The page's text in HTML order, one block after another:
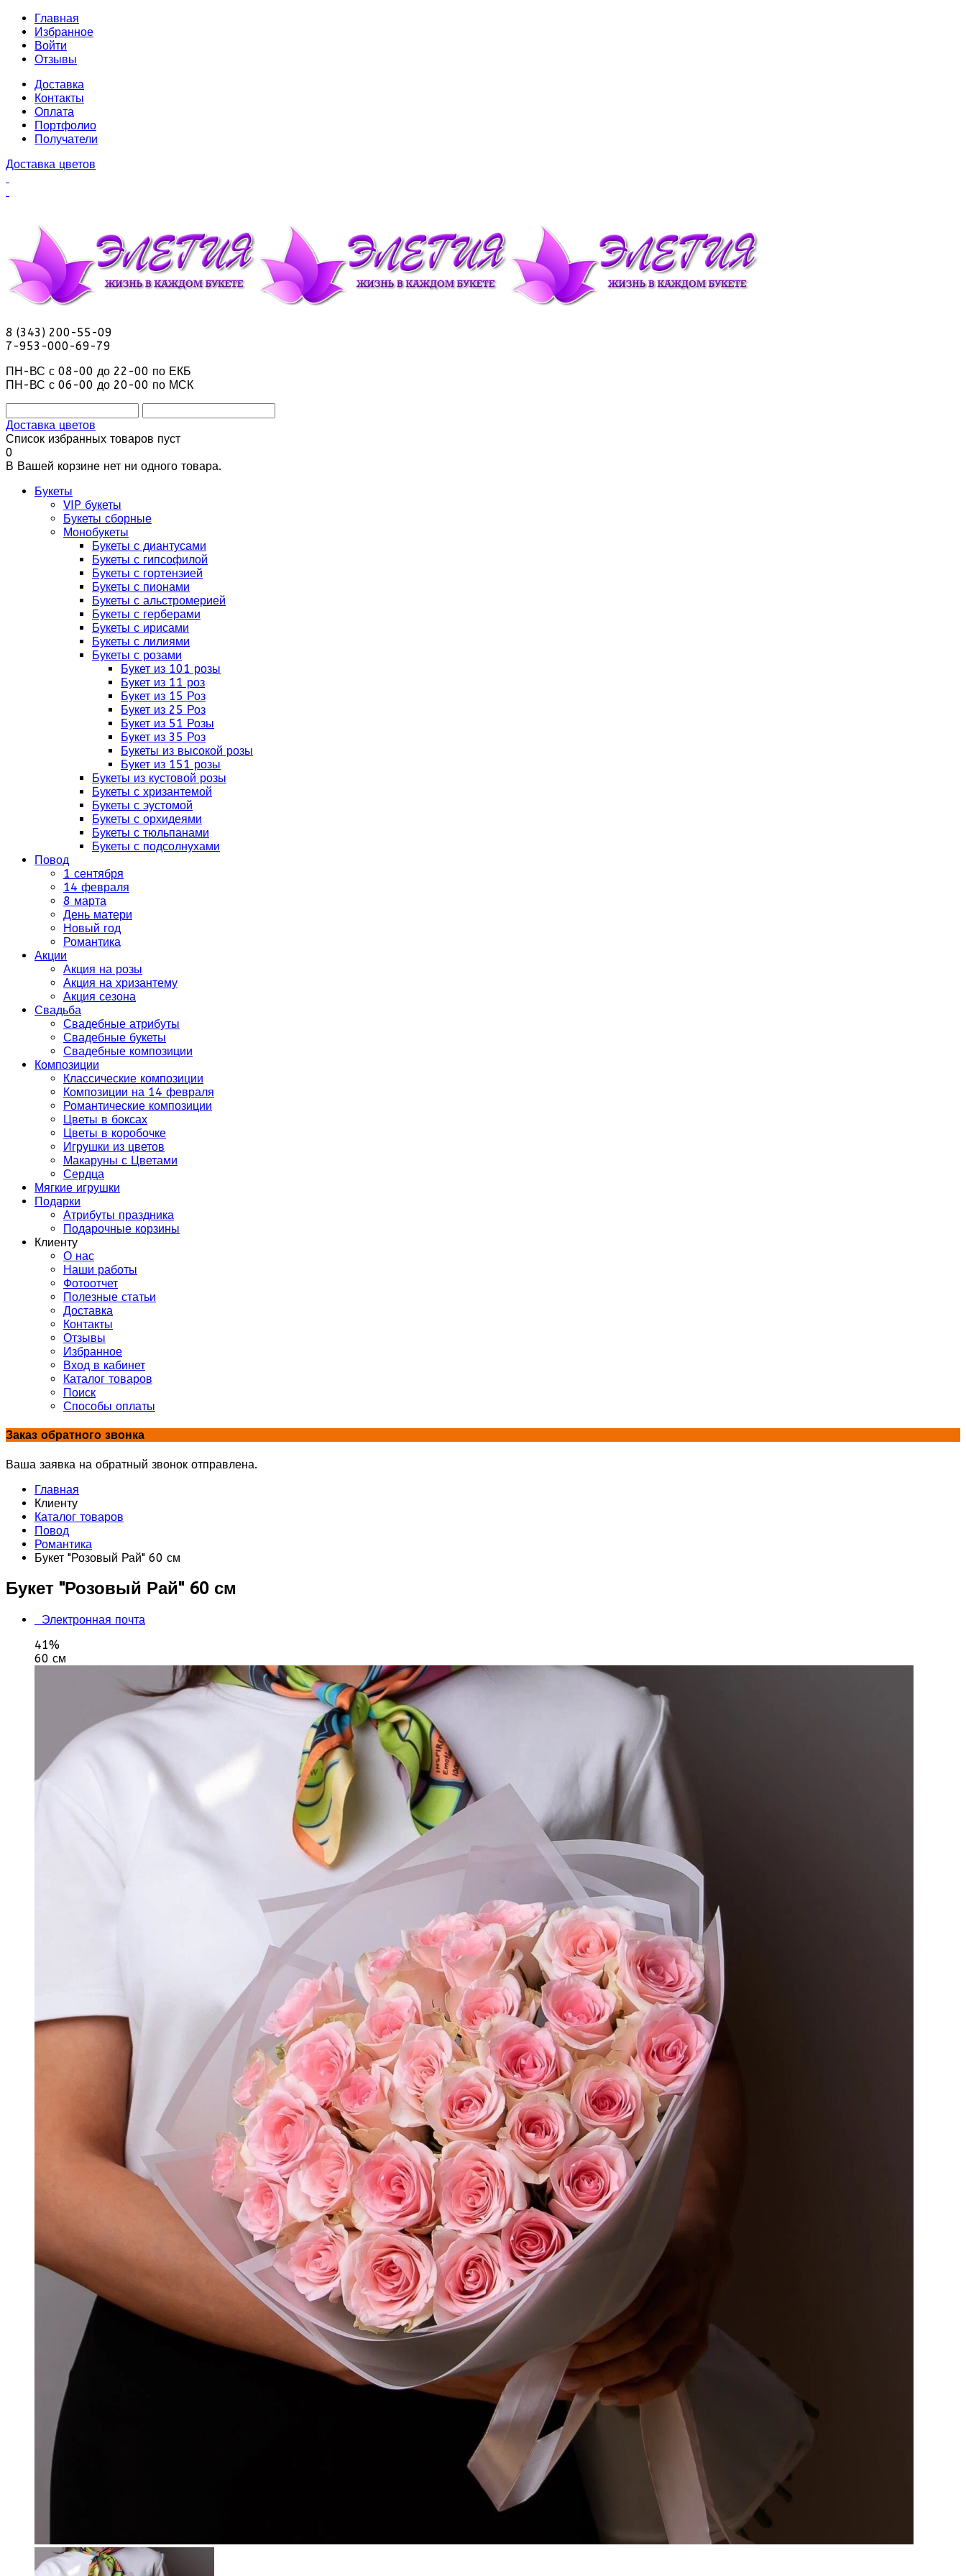
Главная
Избранное
Войти
Отзывы
Доставка
Контакты
Оплата
Портфолио
Получатели
Доставка цветов
8 (343) 200-55-09
7-953-000-69-79
ПН-ВС с 08-00 до 22-00 по ЕКБ
ПН-ВС с 06-00 до 20-00 по МСК
Доставка цветов
Список избранных товаров пуст
0
В Вашей корзине нет ни одного товара.
Букеты
VIP букеты
Букеты сборные
Монобукеты
Букеты с диантусами
Букеты с гипсофилой
Букеты с гортензией
Букеты с пионами
Букеты с альстромерией
Букеты с герберами
Букеты с ирисами
Букеты с лилиями
Букеты с розами
Букет из 101 розы
Букет из 11 роз
Букет из 15 Роз
Букет из 25 Роз
Букет из 51 Розы
Букет из 35 Роз
Букеты из высокой розы
Букет из 151 розы
Букеты из кустовой розы
Букеты с хризантемой
Букеты с эустомой
Букеты с орхидеями
Букеты с тюльпанами
Букеты с подсолнухами
Повод
1 сентября
14 февраля
8 марта
День матери
Новый год
Романтика
Акции
Акция на розы
Акция на хризантему
Акция сезона
Свадьба
Свадебные атрибуты
Свадебные букеты
Свадебные композиции
Композиции
Классические композиции
Композиции на 14 февраля
Романтические композиции
Цветы в боксах
Цветы в коробочке
Игрушки из цветов
Макаруны с Цветами
Сердца
Мягкие игрушки
Подарки
Атрибуты праздника
Подарочные корзины
Клиенту
О нас
Наши работы
Фотоотчет
Полезные статьи
Доставка
Контакты
Отзывы
Избранное
Вход в кабинет
Каталог товаров
Поиск
Способы оплаты
Заказ обратного звонка
Ваша заявка на обратный звонок отправлена.
Главная
Клиенту
Каталог товаров
Повод
Романтика
Букет "Розовый Рай" 60 см
Букет "Розовый Рай" 60 см
Электронная почта
41%
60 см